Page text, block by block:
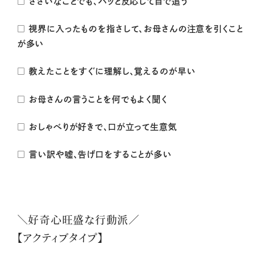
□ 視界に入ったものを指さして、お母さんの注意を引くこと
が多い
□ 教えたことをすぐに理解し、覚えるのが早い
□ お母さんの言うことを何でもよく聞く
□ おしゃべりが好きで、口が立って生意気
□ 言い訳や嘘、告げ口をすることが多い
＼好奇心旺盛な行動派／
【アクティブタイプ】